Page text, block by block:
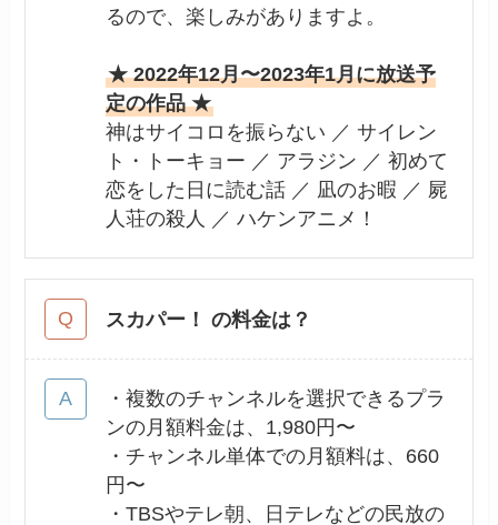
るので、楽しみがありますよ。
★ 2022年12月〜2023年1月に放送予
定の作品 ★
神はサイコロを振らない ／ サイレン
ト・トーキョー ／ アラジン ／ 初めて
恋をした日に読む話 ／ 凪のお暇 ／ 屍
人荘の殺人 ／ ハケンアニメ！
スカパー！ の料金は？
・複数のチャンネルを選択できるプラ
ンの月額料金は、1,980円〜
・チャンネル単体での月額料は、660
円〜
・TBSやテレ朝、日テレなどの民放の